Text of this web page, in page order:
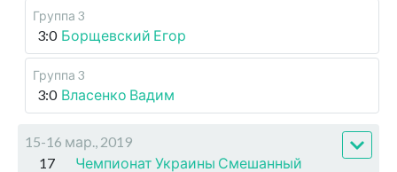
Группа 3
3:0 Борщевский Егор
Группа 3
3:0 Власенко Вадим
15-16 мар., 2019
17
Чемпионат Украины Смешанный